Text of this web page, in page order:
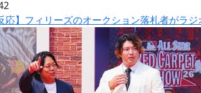
応】フィリーズのオークション落札者がラ